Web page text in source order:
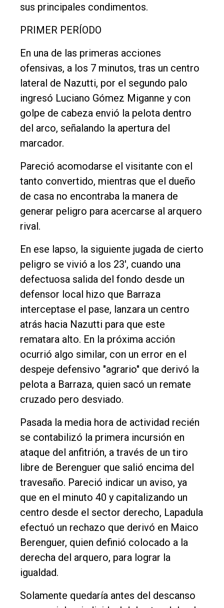
Deportes
Fúnebres
Edición
Empresa
Nosotros
Contacto
sus principales condimentos.
PRIMER PERÍODO
En una de las primeras acciones
ofensivas, a los 7 minutos, tras un centro
lateral de Nazutti, por el segundo palo
ingresó Luciano Gómez Miganne y con
golpe de cabeza envió la pelota dentro
del arco, señalando la apertura del
marcador.
Pareció acomodarse el visitante con el
tanto convertido, mientras que el dueño
de casa no encontraba la manera de
generar peligro para acercarse al arquero
rival.
En ese lapso, la siguiente jugada de cierto
peligro se vivió a los 23', cuando una
defectuosa salida del fondo desde un
defensor local hizo que Barraza
interceptase el pase, lanzara un centro
atrás hacia Nazutti para que este
rematara alto. En la próxima acción
ocurrió algo similar, con un error en el
despeje defensivo "agrario" que derivó la
pelota a Barraza, quien sacó un remate
cruzado pero desviado.
Pasada la media hora de actividad recién
se contabilizó la primera incursión en
ataque del anfitrión, a través de un tiro
libre de Berenguer que salió encima del
travesaño. Pareció indicar un aviso, ya
que en el minuto 40 y capitalizando un
centro desde el sector derecho, Lapadula
efectuó un rechazo que derivó en Maico
Berenguer, quien definió colocado a la
derecha del arquero, para lograr la
igualdad.
Solamente quedaría antes del descanso